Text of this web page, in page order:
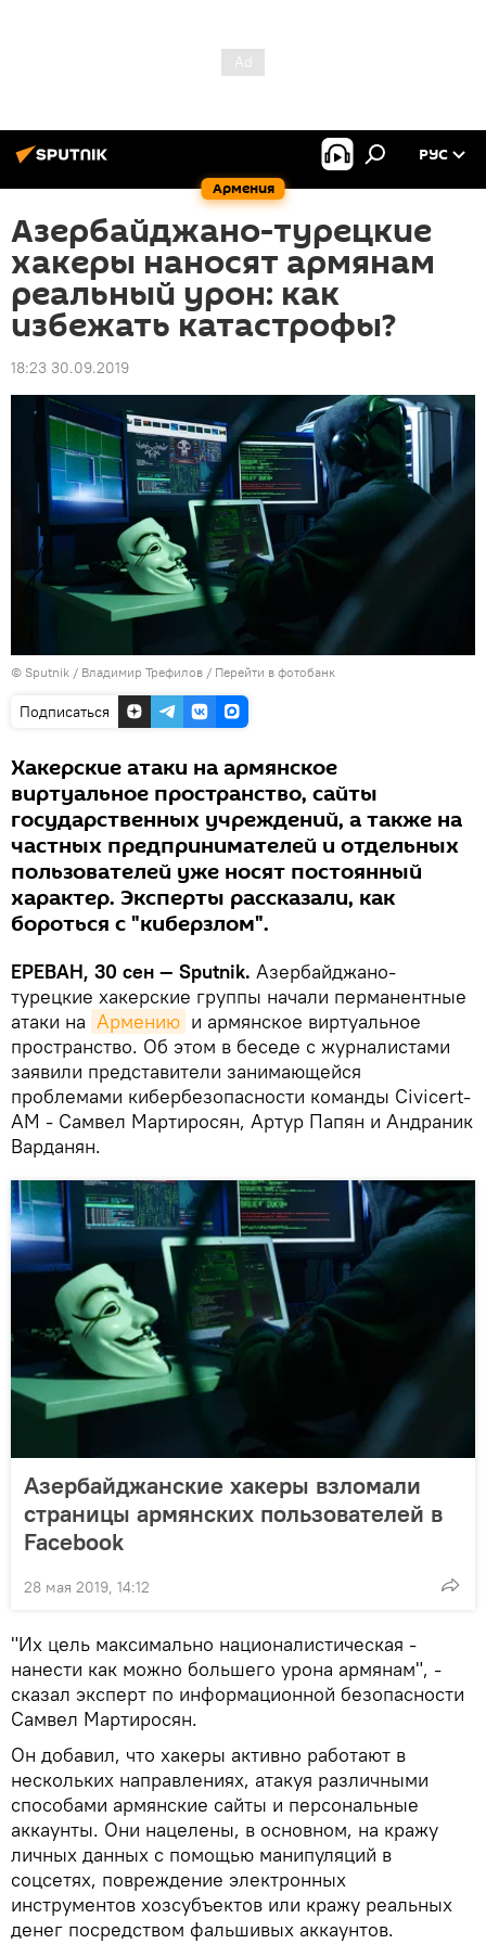
Армения
РУС
Азербайджано-турецкие
хакеры наносят армянам
реальный урон: как
избежать катастрофы?
18:23 30.09.2019
© Sputnik / Владимир Трефилов / Перейти в фотобанк
Подписаться
Хакерские атаки на армянское
виртуальное пространство, сайты
государственных учреждений, а также на
частных предпринимателей и отдельных
пользователей уже носят постоянный
характер. Эксперты рассказали, как
бороться с "киберзлом".
ЕРЕВАН, 30 сен — Sputnik. Азербайджано-
турецкие хакерские группы начали перманентные
атаки на Армению и армянское виртуальное
пространство. Об этом в беседе с журналистами
заявили представители занимающейся
проблемами кибербезопасности команды Civicert-
AM - Самвел Мартиросян, Артур Папян и Андраник
Варданян.
Азербайджанские хакеры взломали
страницы армянских пользователей в
Facebook
28 мая 2019, 14:12
"Их цель максимально националистическая -
нанести как можно большего урона армянам", -
сказал эксперт по информационной безопасности
Самвел Мартиросян.
Он добавил, что хакеры активно работают в
нескольких направлениях, атакуя различными
способами армянские сайты и персональные
аккаунты. Они нацелены, в основном, на кражу
личных данных с помощью манипуляций в
соцсетях, повреждение электронных
инструментов хозсубъектов или кражу реальных
денег посредством фальшивых аккаунтов.